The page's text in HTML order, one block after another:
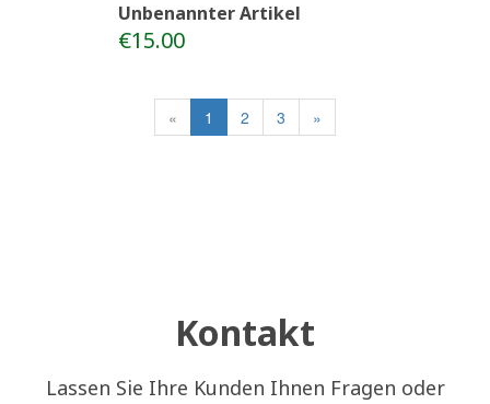
Unbenannter Artikel
€15.00
« 1 2 3 »
Kontakt
Lassen Sie Ihre Kunden Ihnen Fragen oder